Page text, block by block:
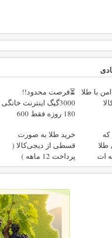
با طلا
⏳فرصت محدود!!
3000گیگ اینترنت خانگی
180 روزه فقط 600
که
طلا
ات
خرید طلا به صورت
قسطی از دیجی‌کالا (
پرداخت 12 ماهه )